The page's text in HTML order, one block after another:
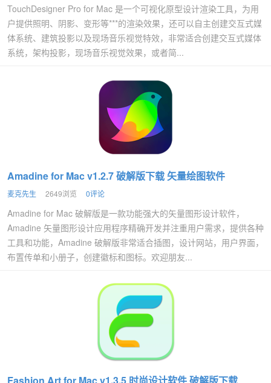
TouchDesigner Pro for Mac 是一个可视化原型设计渲染工具，为用
户提供照明、阴影、变形等***的渲染效果，还可以自主创建交互式媒
体系统、建筑投影以及现场音乐视觉特效，非常适合创建交互式媒体
系统，架构投影，现场音乐视觉效果，或者简...
Amadine for Mac v1.2.7 破解版下载 矢量绘图软件
麦克先生 2649浏览 0评论
Amadine for Mac 破解版是一款功能强大的矢量图形设计软件，
Amadine 矢量图形设计应用程序精确开发并注重用户需求，提供各种
工具和功能，Amadine 破解版非常适合插图，设计网站，用户界面，
布置传单和小册子，创建徽标和图标。欢迎朋友...